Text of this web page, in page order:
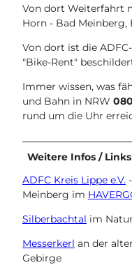
Von dort Weiterfahrt
Horn - Bad
Von dort ist die
"Bike-Rent"
Immer wissen, was
und Bahn in NRW
rund um die Uhr
Weitere Infos / Links
ADFC Kreis Lippe e.V.
Meinberg im
Silberbachtal im
Messerkerl an der
Gebirge